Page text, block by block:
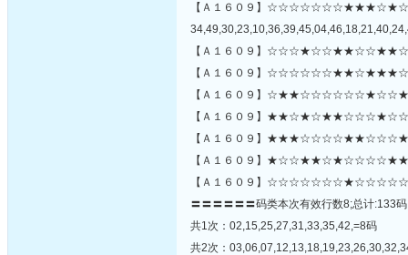
【Ａ１６０９】
【Ａ１６０９】
【Ａ１６０９】
【Ａ１６０９】
【Ａ１６０９】
【Ａ１６０９】
【Ａ１６０９】
【Ａ１６０９】
〓〓〓〓〓〓码类本次有效行数8;总计:133
共1次：02,15,25,27,31,33,35,42,=8码
共2次：